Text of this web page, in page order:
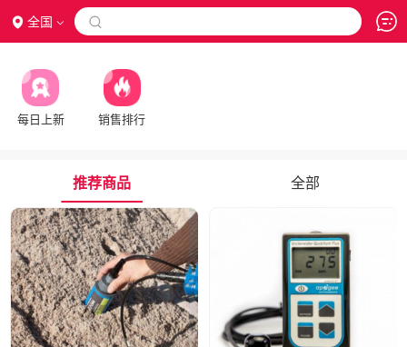
全国 
每日上新 销售排行
推荐商品 全部